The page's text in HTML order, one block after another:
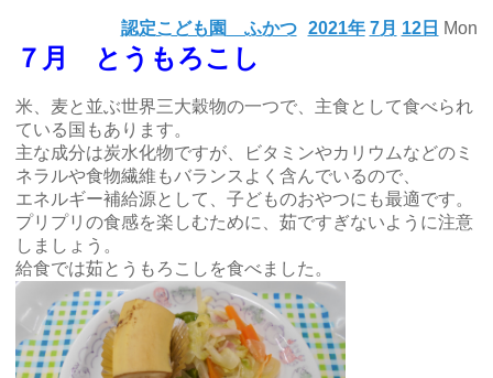
2021年 7月 12日 Mon
認定こども園 ふかつ
７月 とうもろこし
米、麦と並ぶ世界三大穀物の一つで、主食として食べられ
ている国もあります。
主な成分は炭水化物ですが、ビタミンやカリウムなどのミ
ネラルや食物繊維もバランスよく含んでいるので、
エネルギー補給源として、子どものおやつにも最適です。
プリプリの食感を楽しむために、茹ですぎないように注意
しましょう。
給食では茹とうもろこしを食べました。